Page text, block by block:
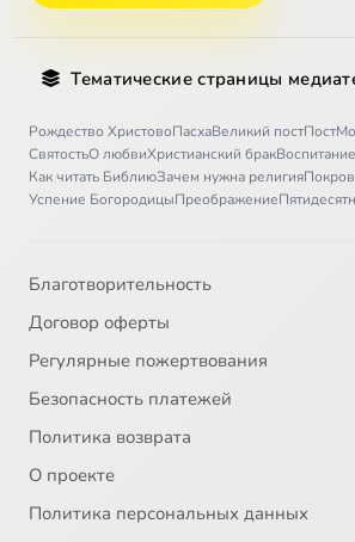
Тематические страницы
Рождество ХристовоПасхаВеликий постПост
СвятостьО любвиХристианский брак
Как читать БиблиюЗачем нужна религия
Успение БогородицыПреображение
Благотворительность
Договор оферты
Регулярные пожертвования
Безопасность платежей
Политика возврата
О проекте
Политика персональных данных